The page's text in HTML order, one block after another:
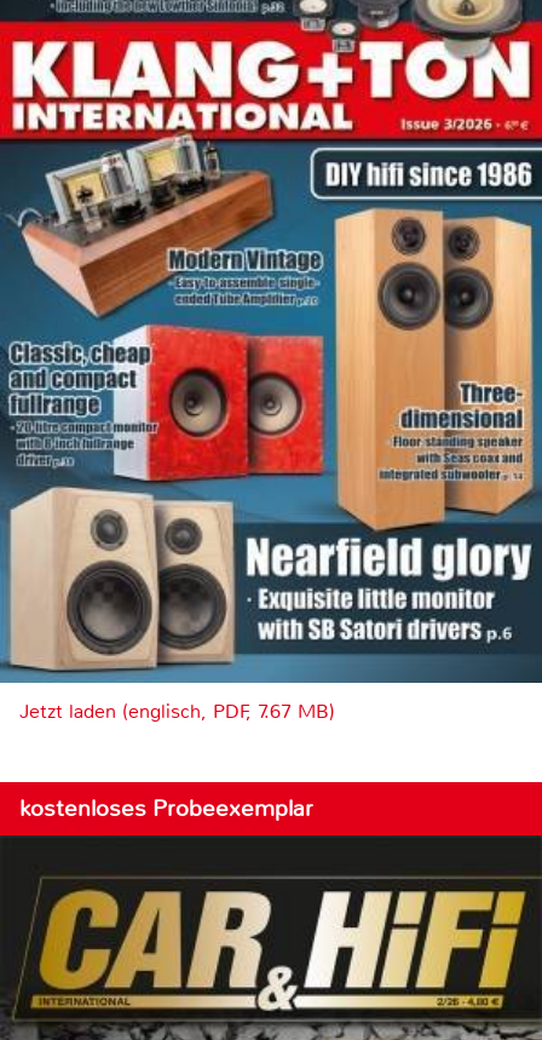
Jetzt laden (englisch, PDF, 7.67 MB)
kostenloses Probeexemplar